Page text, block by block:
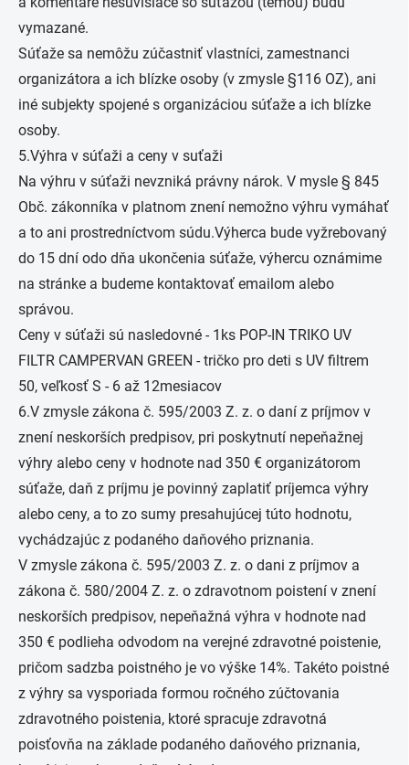
vymazané.
Súťaže sa nemôžu zúčastniť vlastníci, zamestnanci
organizátora a ich blízke osoby (v zmysle §116 OZ), ani
iné subjekty spojené s organizáciou súťaže a ich blízke
osoby.
5.Výhra v súťaži a ceny v suťaži
Na výhru v súťaži nevzniká právny nárok. V mysle § 845
Obč. zákonníka v platnom znení nemožno výhru vymáhať
a to ani prostredníctvom súdu.Výherca bude vyžrebovaný
do 15 dní odo dňa ukončenia súťaže, výhercu oznámime
na stránke a budeme kontaktovať emailom alebo
správou.
Ceny v súťaži sú nasledovné - 1ks POP-IN TRIKO UV
FILTR CAMPERVAN GREEN - tričko pro deti s UV filtrem
50, veľkosť S - 6 až 12mesiacov
6.V zmysle zákona č. 595/2003 Z. z. o daní z príjmov v
znení neskorších predpisov, pri poskytnutí nepeňažnej
výhry alebo ceny v hodnote nad 350 € organizátorom
súťaže, daň z príjmu je povinný zaplatiť príjemca výhry
alebo ceny, a to zo sumy presahujúcej túto hodnotu,
vychádzajúc z podaného daňového priznania.
V zmysle zákona č. 595/2003 Z. z. o dani z príjmov a
zákona č. 580/2004 Z. z. o zdravotnom poistení v znení
neskorších predpisov, nepeňažná výhra v hodnote nad
350 € podlieha odvodom na verejné zdravotné poistenie,
pričom sadzba poistného je vo výške 14%. Takéto poistné
z výhry sa vysporiada formou ročného zúčtovania
zdravotného poistenia, ktoré spracuje zdravotná
poisťovňa na základe podaného daňového priznania,